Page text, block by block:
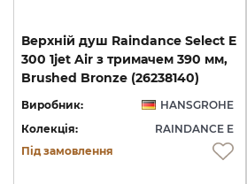
Верхній душ Raindance Select E
300 1jet Air з тримачем 390 мм,
Brushed Bronze (26238140)
Виробник:
HANSGROHE
Колекція:
RAINDANCE E
Під замовлення